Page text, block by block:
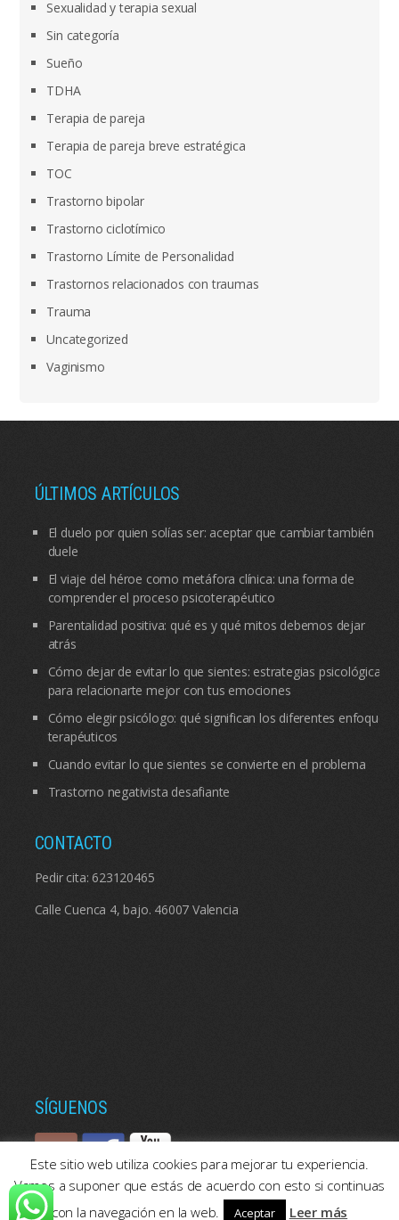
Sexualidad y terapia sexual
Sin categoría
Sueño
TDHA
Terapia de pareja
Terapia de pareja breve estratégica
TOC
Trastorno bipolar
Trastorno ciclotímico
Trastorno Límite de Personalidad
Trastornos relacionados con traumas
Trauma
Uncategorized
Vaginismo
ÚLTIMOS ARTÍCULOS
El duelo por quien solías ser: aceptar que cambiar también
duele
El viaje del héroe como metáfora clínica: una forma de
comprender el proceso psicoterapéutico
Parentalidad positiva: qué es y qué mitos debemos dejar
atrás
Cómo dejar de evitar lo que sientes: estrategias psicológicas
para relacionarte mejor con tus emociones
Cómo elegir psicólogo: qué significan los diferentes enfoques
terapéuticos
Cuando evitar lo que sientes se convierte en el problema
Trastorno negativista desafiante
CONTACTO
Pedir cita: 623120465
Calle Cuenca 4, bajo. 46007 Valencia
SÍGUENOS
© 2026: Psicologos Valencia | Consulta de psicología en Valencia
Este sitio web utiliza cookies para mejorar tu experiencia.
Vamos a suponer que estás de acuerdo con esto si continuas
con la navegación en la web.
Aceptar Leer más